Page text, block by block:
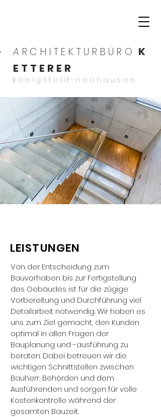
A RCHITEKTURBÜRO K
ETTERER
königsfeld-neuhausen
LEISTUNGEN
Von der Entscheidung zum
Bauvorhaben bis zur Fertigstellung
des Gebäudes ist für die zügige
Vorbereitung und Durchführung viel
Detailarbeit notwendig. Wir haben es
uns zum Ziel gemacht, den Kunden
optimal in allen Fragen der
Bauplanung und -ausführung zu
beraten. Dabei betreuen wir die
wichtigen Schnittstellen zwischen
Bauherr, Behörden und dem
Ausführenden und sorgen für volle
Kostenkontrolle während der
gesamten Bauzeit.